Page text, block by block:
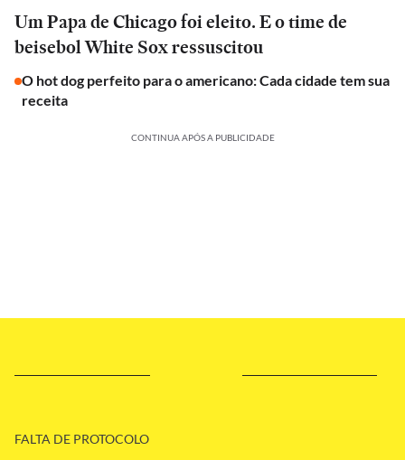
Um Papa de Chicago foi eleito. E o time de
beisebol White Sox ressuscitou
O hot dog perfeito para o americano: Cada cidade tem sua
receita
CONTINUA APÓS A PUBLICIDADE
FALTA DE PROTOCOLO